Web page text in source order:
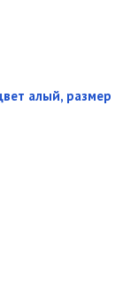
алый, размер